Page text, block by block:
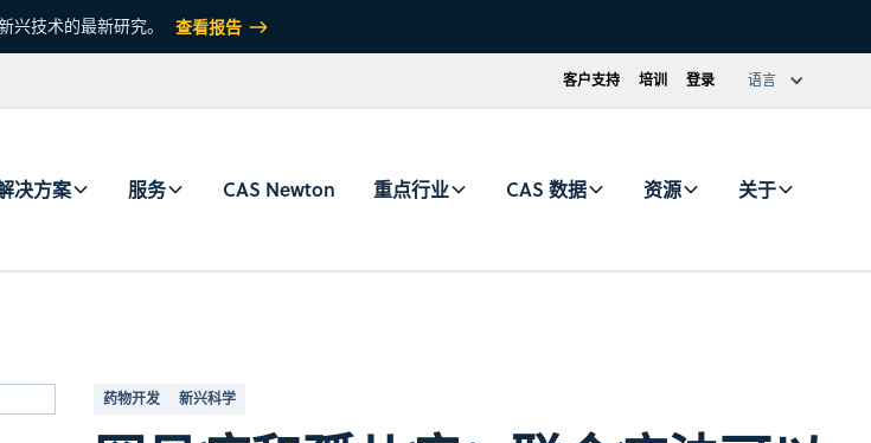
兴技术的最新研究。 查看报告
客户支持 培训 登录 语言
决方案 服务 CAS Newton 重点行业 CAS 数据 资源 关于
药物开发 新兴科学